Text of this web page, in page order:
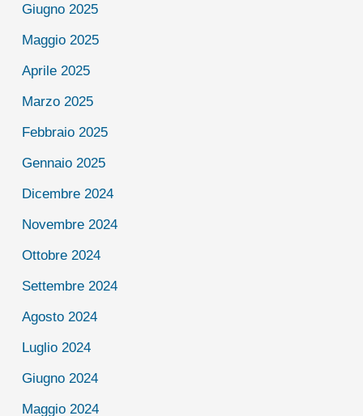
Giugno 2025
Maggio 2025
Aprile 2025
Marzo 2025
Febbraio 2025
Gennaio 2025
Dicembre 2024
Novembre 2024
Ottobre 2024
Settembre 2024
Agosto 2024
Luglio 2024
Giugno 2024
Maggio 2024